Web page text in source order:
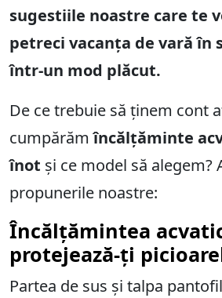
sugestiile noastre care te
petreci vacanța de vară în
într-un mod plăcut.
De ce trebuie să ținem cont
cumpărăm încălțăminte
înot și ce model să alegem?
propunerile noastre:
Încălțămintea
protejează-ți
Partea de sus și talpa